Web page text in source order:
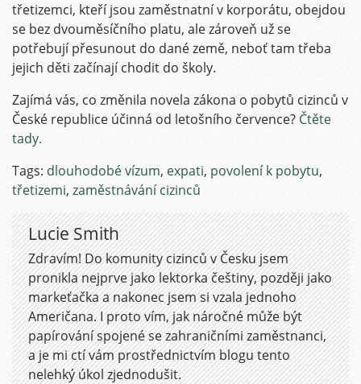
třetizemci, kteří jsou zaměstnatní v korporátu, obejdou
se bez dvouměsíčního platu, ale zároveň už se
potřebují přesunout do dané země, neboť tam třeba
jejich děti začínají chodit do školy.
Zajímá vás, co změnila novela zákona o pobytů cizinců v
České republice účinná od letošního července? Čtěte
tady.
Tags: dlouhodobé vízum, expati, povolení k pobytu,
třetizemi, zaměstnávání cizinců
Lucie Smith
Zdravím! Do komunity cizinců v Česku jsem
pronikla nejprve jako lektorka češtiny, později jako
markeťačka a nakonec jsem si vzala jednoho
Američana. I proto vím, jak náročné může být
papírování spojené se zahraničními zaměstnanci,
a je mi ctí vám prostřednictvím blogu tento
nelehký úkol zjednodušit.